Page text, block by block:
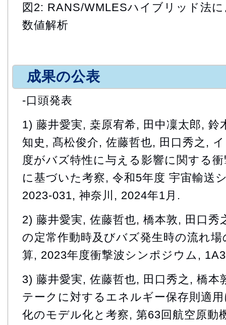
図2: RANS/WMLESハイブリッド法
数値解析
成果の公表
-口頭発表
1) 藤井愛実, 桒原宥希, 田中凜太郎, 鈴
知史, 髙松俊介, 佐藤哲也, 田口秀之,
度がバズ特性に与える影響に関する
に基づいた考察, 令和5年度 宇宙輸送
2023-031, 神奈川, 2024年1月.
2) 藤井愛実, 佐藤哲也, 橋本敦, 田口秀
の定常作動時及びバズ発生時の流れ
算, 2023年度衝撃波シンポジウム,
3) 藤井愛実, 佐藤哲也, 田口秀之, 橋
テークに対するエネルギー保存則適
化のモデル化と考察, 第63回航空原動